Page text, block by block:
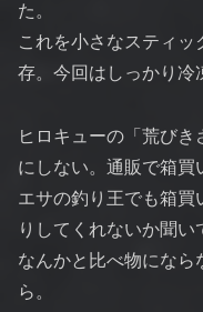
た。
これを小さなスティ
存。今回はしっかり冷
ヒロキューの「荒びき
にしない。通販で箱買
エサの釣り王でも箱買
りしてくれないか聞
なんかと比べ物になら
ら。